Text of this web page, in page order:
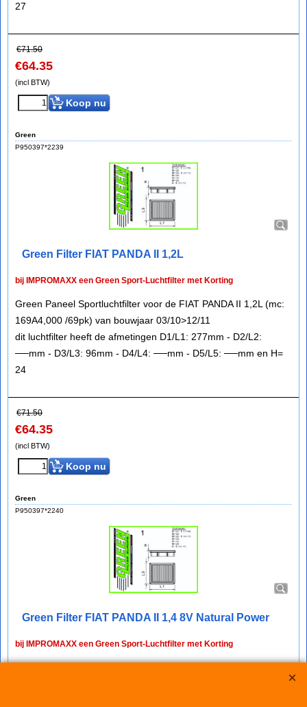
27
€71.50
€64.35
(incl BTW)
Koop nu
Green
P950397*2239
Green Filter FIAT PANDA II 1,2L
bij IMPROMAXX een Green Sport-Luchtfilter met Korting
Green Paneel Sportluchtfilter voor de FIAT PANDA II 1,2L (mc:
169A4,000 /69pk) van bouwjaar 03/10>12/11
dit luchtfilter heeft de afmetingen D1/L1: 277mm - D2/L2:
──mm - D3/L3: 96mm - D4/L4: ──mm - D5/L5: ──mm en H=
24
€71.50
€64.35
(incl BTW)
Koop nu
Green
P950397*2240
Green Filter FIAT PANDA II 1,4 8V Natural Power
bij IMPROMAXX een Green Sport-Luchtfilter met Korting